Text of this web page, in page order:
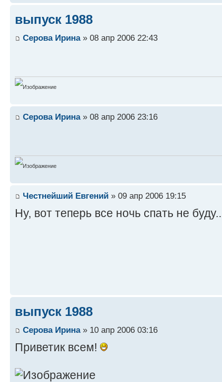
выпуск 1988
Серова Ирина» 08 апр 2006 22:43
Серова Ирина» 08 апр 2006 23:16
Честнейший Евгений » 09 апр 2006 19:15
Ну, вот теперь все ночь спать не
выпуск 1988
Серова Ирина» 10 апр 2006 03:16
Приветик всем!